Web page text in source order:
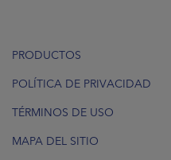
PRODUCTOS
POLÍTICA DE PRIVACIDAD
TÉRMINOS DE USO
MAPA DEL SITIO